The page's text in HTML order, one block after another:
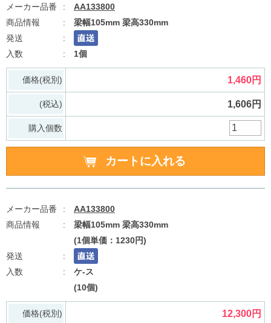
AA133800
梁幅105mm 梁高330mm
1個
価格(税別) 1,460円
(税込) 1,606円
購入個数
AA133800
梁幅105mm 梁高330mm
(1個単価：1230円)
ケ-ス
(10個)
価格(税別) 12,300円